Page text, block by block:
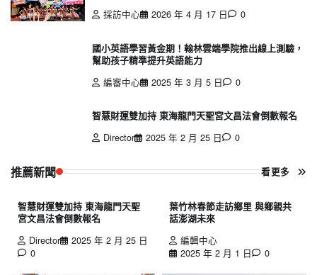
採訪中心
2026 年 4 月 17 日 0
國小英語學習黃金期！翰林雲端學院推出線上測驗，
幫助孩子精準提升英語能力
編審中心
2025 年 3 月 5 日 0
智慧財運雙加持 東海龍門天聖宮文昌法會倒數報名
Director
2025 年 2 月 25 日 0
推薦新聞 看更多
智慧財運雙加持 東海龍門天聖
宮文昌法會倒數報名
Director
2025 年 2 月 25 日
0
葉竹林春節走訪鄉里 與鄉親共
話澎湖未來
編輯中心
2025 年 2 月 1 日
0